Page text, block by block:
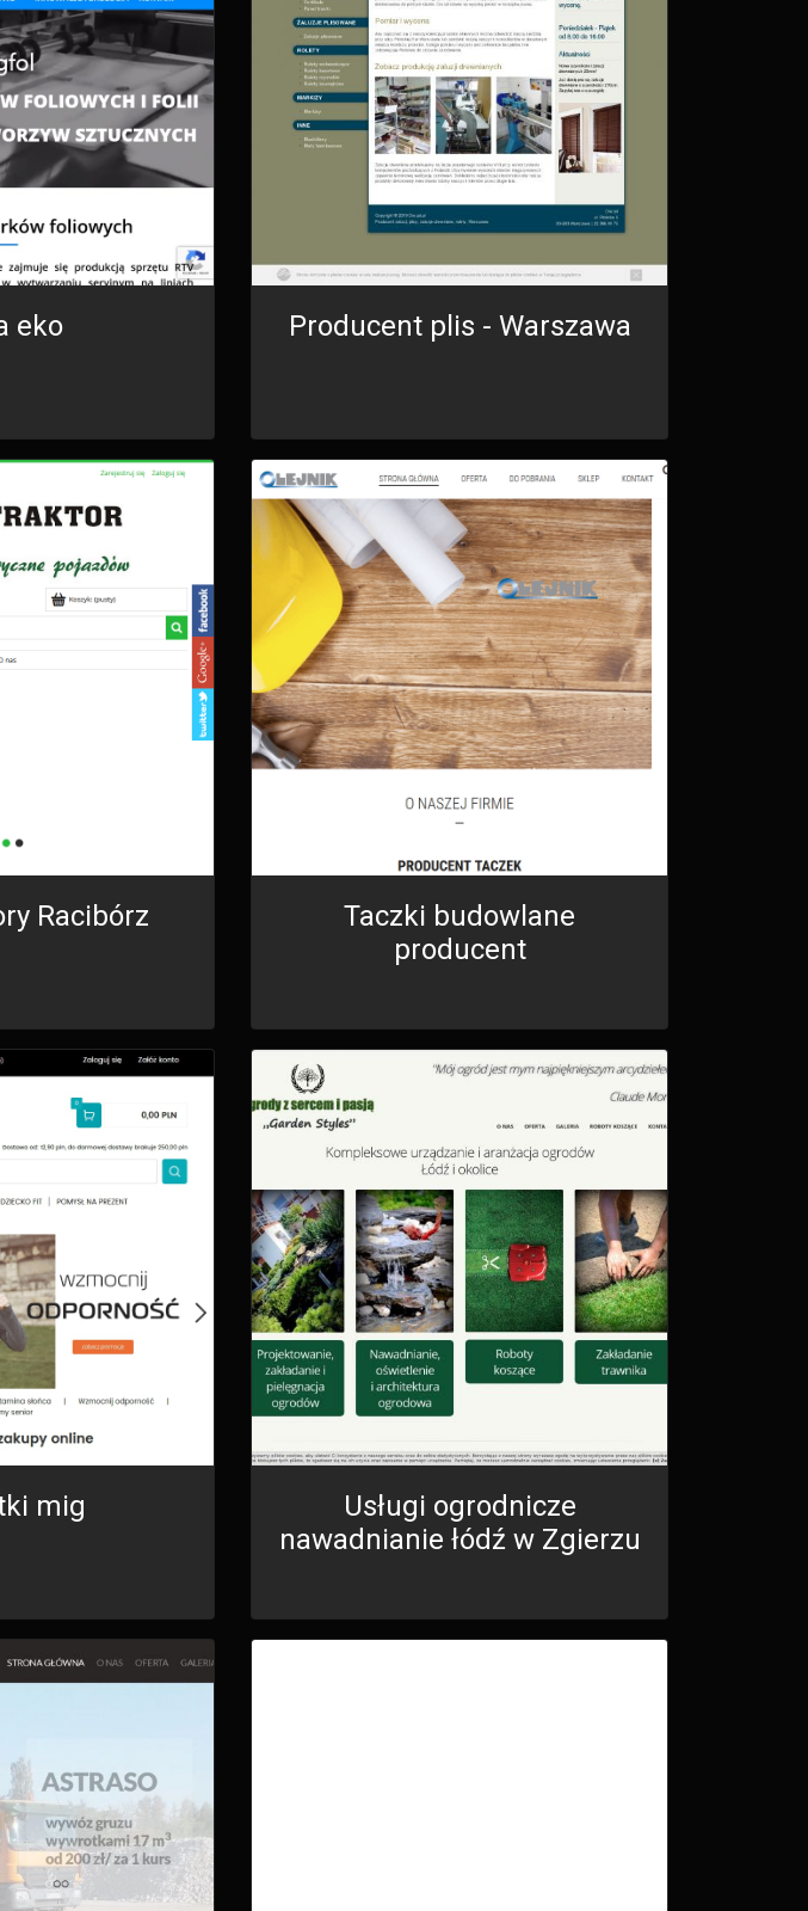
eko Producent plis - Warszawa
Racibórz
Taczki budowlane
producent
mig
Usługi ogrodnicze
nawadnianie łódź w Zgierzu